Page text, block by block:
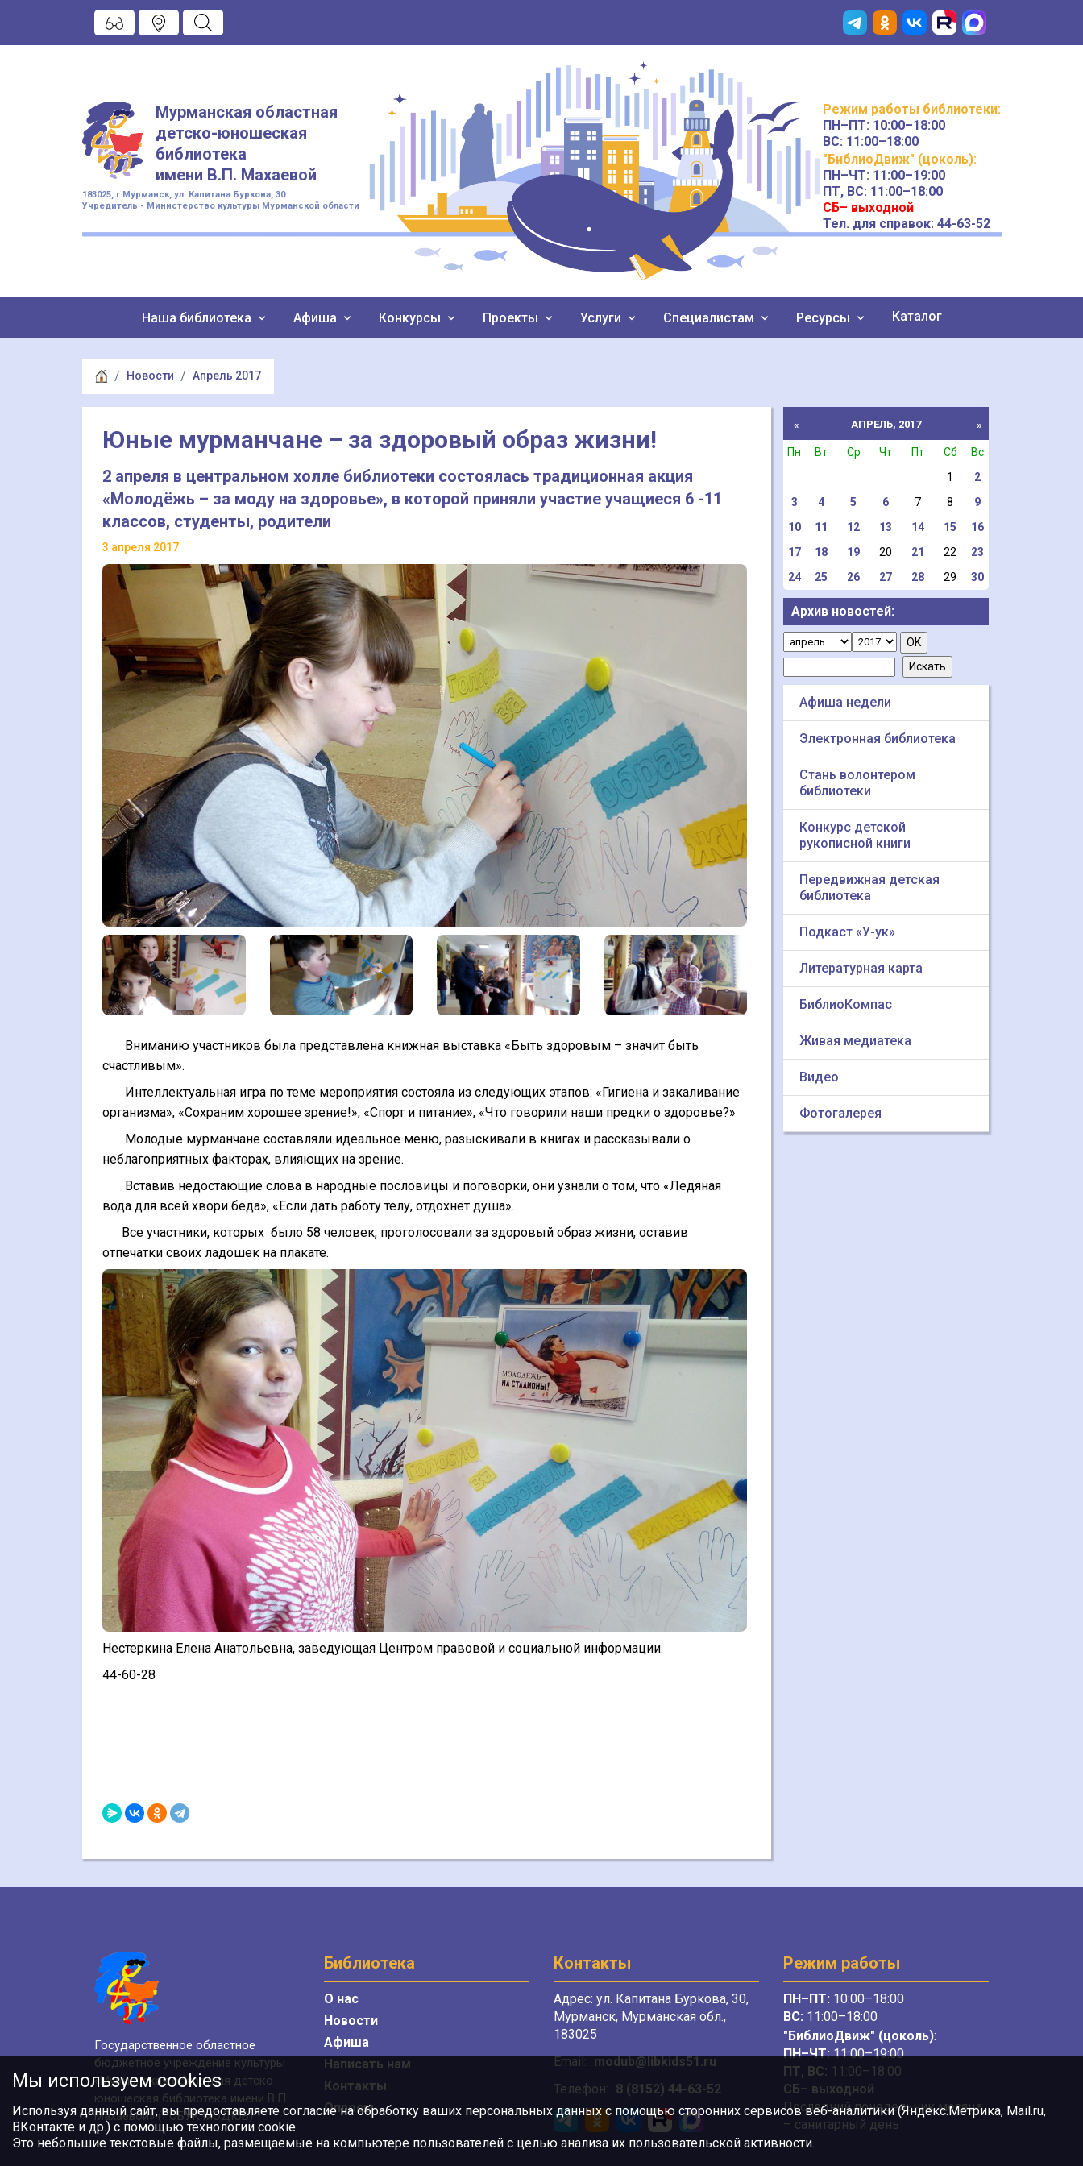
Мурманская областная
детско-юношеская
библиотека
имени В.П. Махаевой
183025, г.Мурманск, ул. Капитана Буркова, 30
Учредитель - Министерство культуры Мурманской области
Режим работы библиотеки:
ПН–ПТ: 10:00–18:00
ВС: 11:00–18:00
"БиблиоДвиж" (цоколь):
ПН–ЧТ: 11:00–19:00
ПТ, ВС: 11:00–18:00
СБ– выходной
Тел. для справок: 44-63-52
Наша библиотека Афиша Конкурсы Проекты Услуги Специалистам Ресурсы Каталог
Новости Апрель 2017
Юные мурманчане – за здоровый образ жизни!
2 апреля в центральном холле библиотеки состоялась традиционная акция
«Молодёжь – за моду на здоровье», в которой приняли участие учащиеся 6 -11
классов, студенты, родители
3 апреля 2017
Вниманию участников была представлена книжная выставка «Быть здоровым – значит быть
счастливым».
Интеллектуальная игра по теме мероприятия состояла из следующих этапов: «Гигиена и закаливание
организма», «Сохраним хорошее зрение!», «Спорт и питание», «Что говорили наши предки о здоровье?»
Молодые мурманчане составляли идеальное меню, разыскивали в книгах и рассказывали о
неблагоприятных факторах, влияющих на зрение.
Вставив недостающие слова в народные пословицы и поговорки, они узнали о том, что «Ледяная
вода для всей хвори беда», «Если дать работу телу, отдохнёт душа».
Все участники, которых было 58 человек, проголосовали за здоровый образ жизни, оставив
отпечатки своих ладошек на плакате.
Нестеркина Елена Анатольевна, заведующая Центром правовой и социальной информации.
44-60-28
« АПРЕЛЬ, 2017 »
Пн Вт Ср Чт Пт Сб
Вс
1
2
3
4 5 6 7 8
9
10
11 12 13 14 15
16
17
18 19 20 21 22
23
24
25 26 27 28 29 30
Архив новостей:
Афиша недели
Электронная библиотека
Стань волонтером
библиотеки
Конкурс детской
рукописной книги
Передвижная детская
библиотека
Подкаст «У-ук»
Литературная карта
БиблиоКомпас
Живая медиатека
Видео
Фотогалерея
Государственное областное
бюджетное учреждение культуры
«Мурманская областная детско-
юношеская библиотека имени В.П.
Махаевой» (ГОБУК МОДЮБ)
Библиотека
О нас
Новости
Афиша
Написать нам
Контакты
Опросы
Контакты
Адрес: ул. Капитана Буркова, 30,
Мурманск, Мурманская обл.,
183025
Email: modub@libkids51.ru
Телефон: 8 (8152) 44-63-52
Режим работы
ПН–ПТ: 10:00–18:00
ВС: 11:00–18:00
"БиблиоДвиж" (цоколь):
ПН–ЧТ:11:00–19:00
ПТ, ВС: 11:00–18:00
СБ– выходной
Последний понедельник месяца
– санитарный день
Мы используем cookies
Используя данный сайт, вы предоставляете согласие на обработку ваших персональных данных с помощью сторонних сервисов веб-аналитики (Яндекс.Метрика, Mail.ru,
ВКонтакте и др.) с помощью технологии cookie.
Это небольшие текстовые файлы, размещаемые на компьютере пользователей с целью анализа их пользовательской активности.